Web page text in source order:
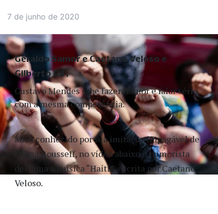
7 de junho de 2020
Gustavo Mendes sabe fazer humor e falar sério
com a mesma competência.
Mais conhecido por sua imitação impagável de
Dilma Rousseff, no vídeo abaixo o humorista
declama a música “Haiti”, escrita por Caetano
Veloso.
Geraldo Samor e Caetano Veloso e
Gilberto Gil